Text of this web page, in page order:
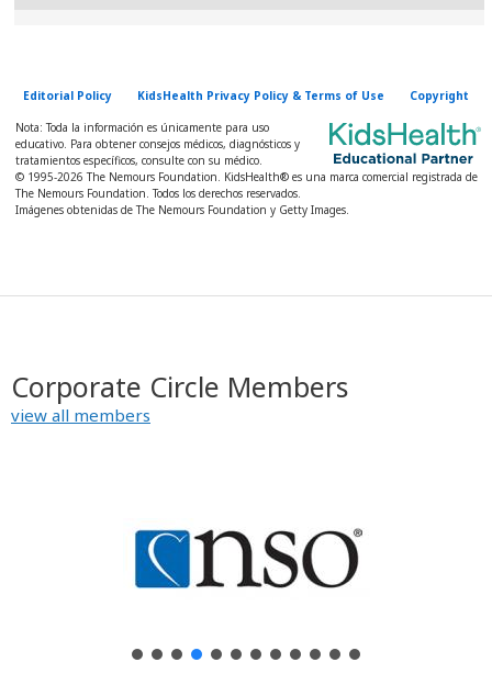
Editorial Policy KidsHealth Privacy Policy & Terms of Use Copyright
Nota: Toda la información es únicamente para uso
educativo. Para obtener consejos médicos, diagnósticos y
tratamientos específicos, consulte con su médico.
© 1995-2026 The Nemours Foundation. KidsHealth® es una marca comercial registrada de
The Nemours Foundation. Todos los derechos reservados.
Imágenes obtenidas de The Nemours Foundation y Getty Images.
Corporate Circle Members
view all members